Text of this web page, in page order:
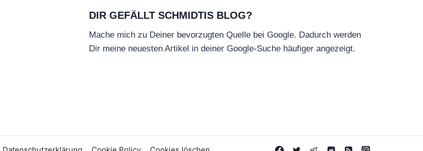
DIR GEFÄLLT SCHMIDTIS BLOG?
Mache mich zu Deiner bevorzugten Quelle bei Google. Dadurch werden
Dir meine neuesten Artikel in deiner Google-Suche häufiger angezeigt.